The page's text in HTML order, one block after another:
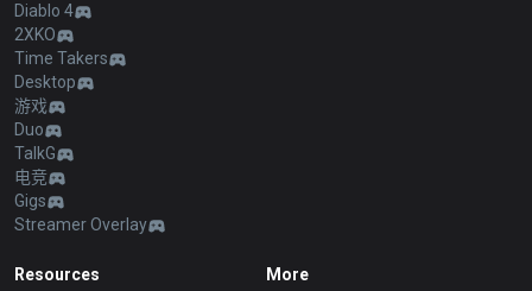
Diablo 4
2XKO
Time Takers
Desktop
游戏
Duo
TalkG
电竞
Gigs
Streamer Overlay
Resources More